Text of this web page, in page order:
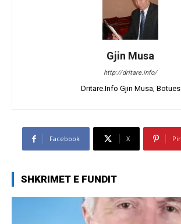
Gjin Musa
http://dritare.info/
Dritare.Info Gjin Musa, Botues
Facebook X
SHKRIMET E FUNDIT